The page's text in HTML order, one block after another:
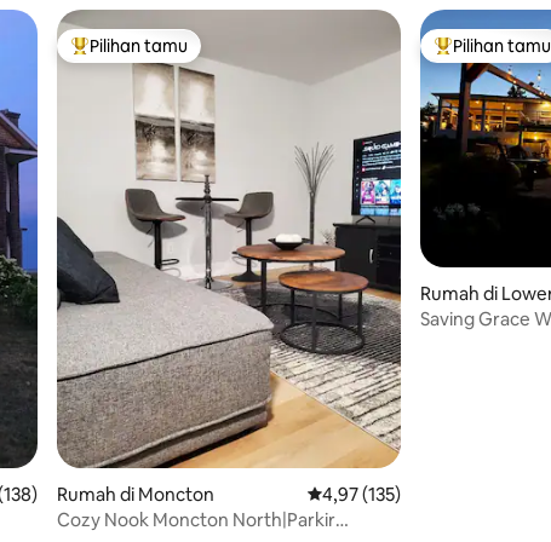
rata 4,95 dari 5, 138 ulasan
Pilihan tamu terpopuler
Pilihan tamu
Rumah di Moncton Nilai rata-rata 4,97 dari 5, 135
4,97 (135)
Cozy Nook Moncton North|Parkir
Pilihan tamu
Pilihan tamu
Rumah di
Saving Grace